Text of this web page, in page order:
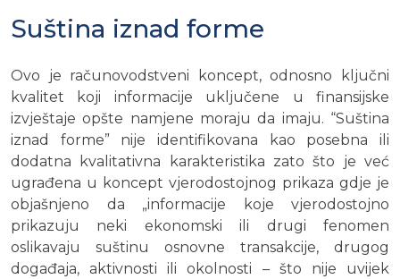
Suština iznad forme
Ovo je računovodstveni koncept, odnosno ključni
kvalitet koji informacije uključene u finansijske
izvještaje opšte namjene moraju da imaju. “Suština
iznad forme” nije identifikovana kao posebna ili
dodatna kvalitativna karakteristika zato što je već
ugrađena u koncept vjerodostojnog prikaza gdje je
objašnjeno da „informacije koje vjerodostojno
prikazuju neki ekonomski ili drugi fenomen
oslikavaju suštinu osnovne transakcije, drugog
događaja, aktivnosti ili okolnosti – što nije uvijek